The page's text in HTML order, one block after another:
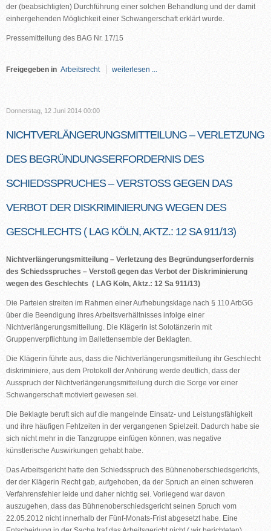
der (beabsichtigten) Durchführung einer solchen Behandlung und der damit
einhergehenden Möglichkeit einer Schwangerschaft erklärt wurde.
Pressemitteilung des BAG Nr. 17/15
Freigegeben in Arbeitsrecht weiterlesen ...
Donnerstag, 12 Juni 2014 00:00
NICHTVERLÄNGERUNGSMITTEILUNG – VERLETZUNG
DES BEGRÜNDUNGSERFORDERNIS DES
SCHIEDSSPRUCHES – VERSTOSS GEGEN DAS V
ERBOT DER DISKRIMINIERUNG WEGEN DES G
ESCHLECHTS ( LAG KÖLN, AKTZ.: 12 SA 911/13)
Nichtverlängerungsmitteilung – Verletzung des Begründungserfordernis
des Schiedsspruches – Verstoß gegen das Verbot der Diskriminierung
wegen des Geschlechts ( LAG Köln, Aktz.: 12 Sa 911/13)
Die Parteien streiten im Rahmen einer Aufhebungsklage nach § 110 ArbGG
über die Beendigung ihres Arbeitsverhältnisses infolge einer
Nichtverlängerungsmitteilung. Die Klägerin ist Solotänzerin mit
Gruppenverpflichtung im Ballettensemble der Beklagten.
Die Klägerin führte aus, dass die Nichtverlängerungsmitteilung ihr Geschlecht
diskriminiere, aus dem Protokoll der Anhörung werde deutlich, dass der
Ausspruch der Nichtverlängerungsmitteilung durch die Sorge vor einer
Schwangerschaft motiviert gewesen sei.
Die Beklagte beruft sich auf die mangelnde Einsatz- und Leistungsfähigkeit
und ihre häufigen Fehlzeiten in der vergangenen Spielzeit. Dadurch habe sie
sich nicht mehr in die Tanzgruppe einfügen können, was negative
künstlerische Auswirkungen gehabt habe.
Das Arbeitsgericht hatte den Schiedsspruch des Bühnenoberschiedsgerichts,
der der Klägerin Recht gab, aufgehoben, da der Spruch an einen schweren
Verfahrensfehler leide und daher nichtig sei. Vorliegend war davon
auszugehen, dass das Bühnenoberschiedsgericht seinen Spruch vom
22.05.2012 nicht innerhalb der Fünf-Monats-Frist abgesetzt habe. Eine